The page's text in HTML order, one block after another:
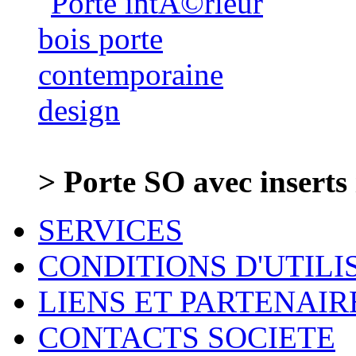
> Porte SO avec
SERVICES
CONDITIONS
LIENS ET
CONTACTS SOCIETE